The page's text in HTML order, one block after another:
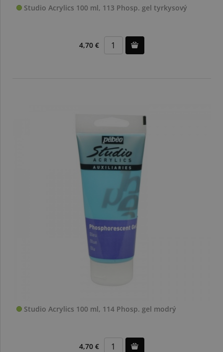
Studio Acrylics 100 ml, 113 Phosp. gel tyrkysový
4,70 €
Studio Acrylics 100 ml, 114 Phosp. gel modrý
4,70 €